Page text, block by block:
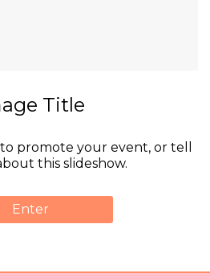
Title
promote your event, or tell
this slideshow.
Enter